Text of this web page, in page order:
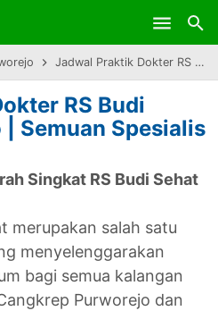
content
Jadwal Praktik Dokter RS Budi Sehat Purworejo | Semuan Spesialis
RS Budi
Semuan Spesialis
Singkat RS Budi Sehat
merupakan salah satu
menyelenggarakan
bagi semua kalangan
Purworejo dan